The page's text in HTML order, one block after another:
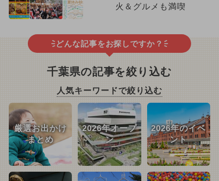
火＆グルメも満喫
どんな記事をお探しですか？
千葉県の記事を絞り込む
人気キーワードで絞り込む
厳選お出かけ
まとめ
2026年オープ
ン
2026年のイベ
ント